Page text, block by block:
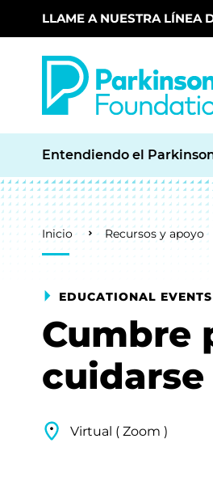
Skip to main content
LLAME A NUESTRA LÍNEA
Entendiendo el
Breadcrumb
Inicio Recursos y apoyo
EDUCATIONAL EVENTS
Cumbre
Virtual ( Zoom )